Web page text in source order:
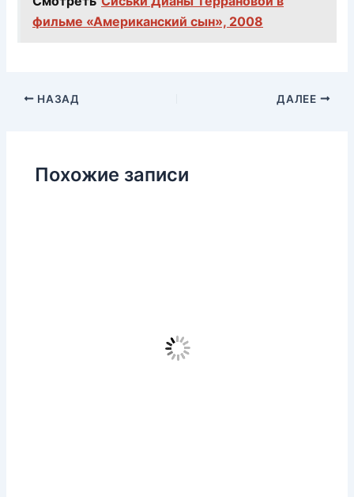
фильме «Американский сын», 2008
НАЗАД ДАЛЕЕ
Похожие записи